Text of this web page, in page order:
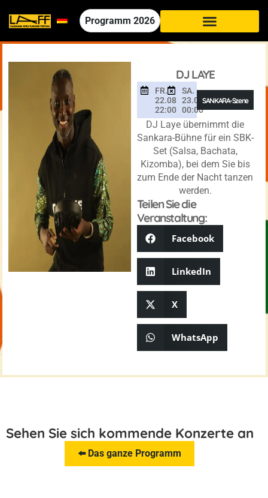
Programm 2026
DJ LAYE
FR.
22.08
22:00
SA.
23.08
00:00
SANKARA-Szene
DJ Laye übernimmt die
Sankara-Bühne für ein SBK-
Set (Salsa, Bachata,
Kizomba), bei dem Sie bis
zum Ende der Nacht tanzen
werden.
Teilen Sie die
Veranstaltung:
Facebook
LinkedIn
X
WhatsApp
Sehen Sie sich kommende Konzerte an
⬅️ Das ganze Programm